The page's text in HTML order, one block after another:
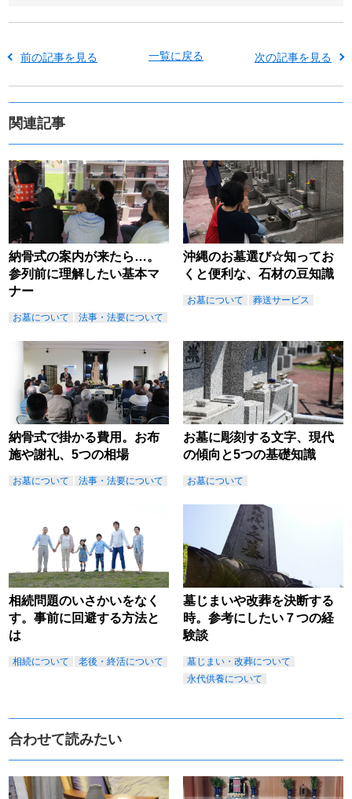
前の記事を見る 一覧に戻る 次の記事を見る
関連記事
納骨式の案内が来たら…。
参列前に理解したい基本マ
ナー
お墓について 法事・法要について
沖縄のお墓選び☆知ってお
くと便利な、石材の豆知識
お墓について 葬送サービス
納骨式で掛かる費用。お布
施や謝礼、5つの相場
お墓について 法事・法要について
お墓に彫刻する文字、現代
の傾向と5つの基礎知識
お墓について
相続問題のいさかいをなく
す。事前に回避する方法と
は
相続について 老後・終活について
墓じまいや改葬を決断する
時。参考にしたい７つの経
験談
墓じまい・改葬について
永代供養について
合わせて読みたい